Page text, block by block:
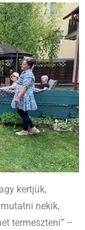
kertjük,
nekik,
termeszteni” –